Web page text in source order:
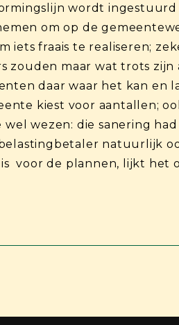
wordt ingestuurd
om op de
iets fraais te realiseren;
maar wat trots zijn
daar waar het kan en
kiest voor aantallen;
wezen: die sanering had
natuurlijk
voor de plannen, lijkt het